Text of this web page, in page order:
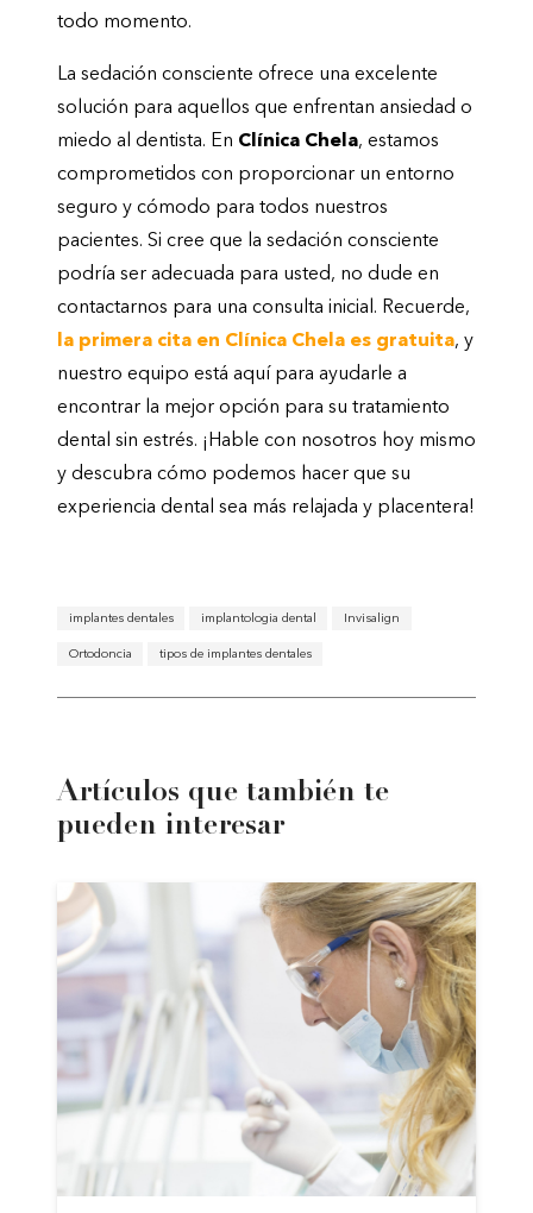
todo momento.
La sedación consciente ofrece una excelente
solución para aquellos que enfrentan ansiedad o
miedo al dentista. En Clínica Chela, estamos
comprometidos con proporcionar un entorno
seguro y cómodo para todos nuestros
pacientes. Si cree que la sedación consciente
podría ser adecuada para usted, no dude en
contactarnos para una consulta inicial. Recuerde,
la primera cita en Clínica Chela es gratuita, y
nuestro equipo está aquí para ayudarle a
encontrar la mejor opción para su tratamiento
dental sin estrés. ¡Hable con nosotros hoy mismo
y descubra cómo podemos hacer que su
experiencia dental sea más relajada y placentera!
implantes dentales implantologia dental Invisalign
Ortodoncia tipos de implantes dentales
Artículos que también te
pueden interesar